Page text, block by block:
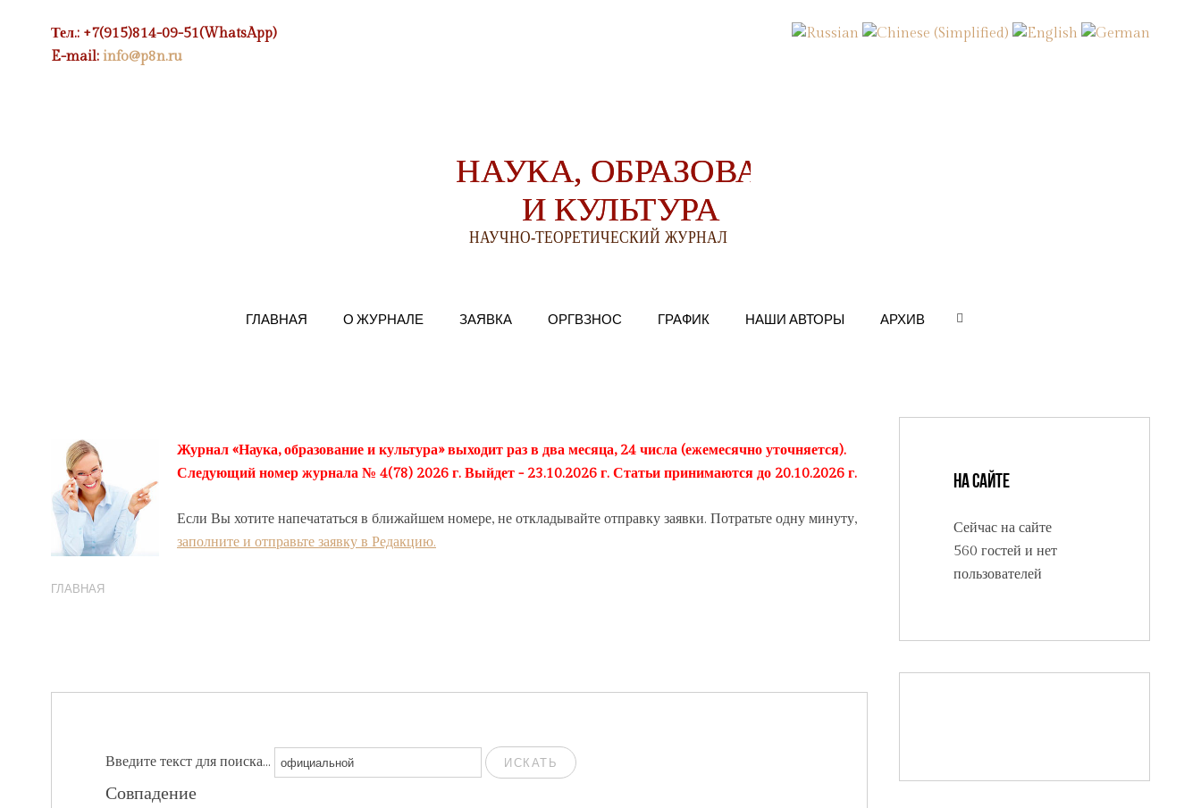
Тел.: +7(915)814-09-51(WhatsApp)
E-mail: info@p8n.ru
ГЛАВНАЯ О ЖУРНАЛЕ ЗАЯВКА ОРГВЗНОС ГРАФИК НАШИ АВТОРЫ АРХИВ
Журнал «Наука, образование и культура» выходит раз в два месяца, 24 числа (ежемесячно уточняется).
Следующий номер журнала № 4(78) 2026 г. Выйдет - 23.10.2026 г. Статьи принимаются до 20.10.2026 г.
Если Вы хотите напечататься в ближайшем номере, не откладывайте отправку заявки. Потратьте одну минуту,
заполните и отправьте заявку в Редакцию.
ГЛАВНАЯ
Введите текст для поиска... ИСКАТЬ
Совпадение
На сайте
Сейчас на сайте
560 гостей и нет
пользователей